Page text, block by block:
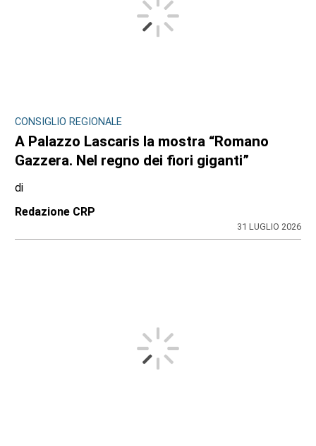
CONSIGLIO REGIONALE
A Palazzo Lascaris la mostra “Romano
Gazzera. Nel regno dei fiori giganti”
di
Redazione CRP
31 LUGLIO 2026